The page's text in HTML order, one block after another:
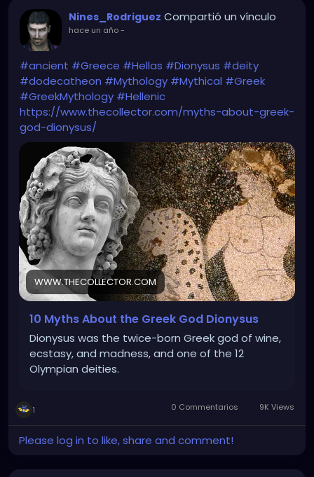
Nines_Rodriguez Compartió un vínculo
hace un año-
#ancient #Greece #Hellas #Dionysus #deity
#dodecatheon #Mythology #Mythical #Greek
#GreekMythology #Hellenic
https://www.thecollector.com/myths-about-greek-
god-dionysus/
WWW.THECOLLECTOR.COM
10 Myths About the Greek God Dionysus
Dionysus was the twice-born Greek god of wine,
ecstasy, and madness, and one of the 12
Olympian deities.
1 0 Commentarios 9K Views
Please log in to like, share and comment!